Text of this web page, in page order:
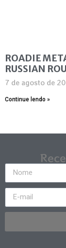
ROADIE
RUSSIAN
7 de agosto de
Continue lendo »